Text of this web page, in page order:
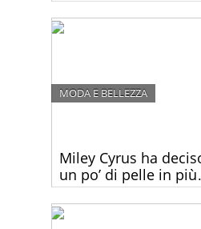
sono gli ex uomini?
Miley Cyrus ha
un po’ di pelle in
MODA E BELLEZZA
fisico in forma, visto che
vediamo mostrare un po’ di